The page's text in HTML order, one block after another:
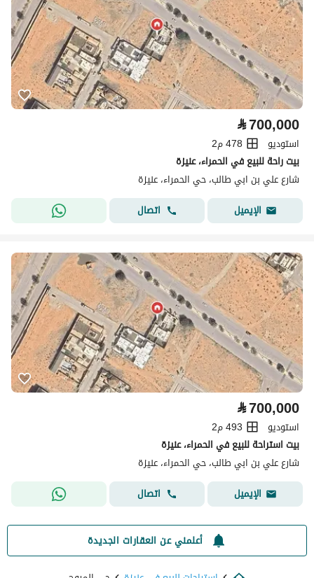
⃁700,000
استوديو
478 م2
بيت راحة للبيع في الحمراء، عنيزة
شارع علي بن ابي طالب، حي الحمراء، عنيزة
الإيميل
اتصال
⃁700,000
استوديو
493 م2
بيت استراحة للبيع في الحمراء، عنيزة
شارع علي بن ابي طالب، حي الحمراء، عنيزة
الإيميل
اتصال
أعلمني عن العقارات الجديدة